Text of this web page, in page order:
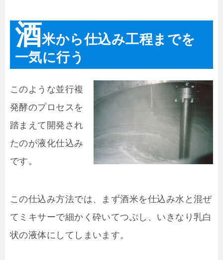
酒米から仕込み工程までを
一気に行う
このような並行複
発酵のプロセスを
踏まえて開発され
たのが液化仕込み
です。
この仕込み方法では、まず酒米を仕込み水と混ぜ
てミキサーで細かく砕いてつぶし、いきなり乳白
状の液体にしてしまいます。